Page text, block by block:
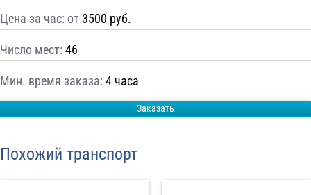
Цена за час: от 3500 руб.
Число мест: 46
Мин. время заказа: 4 часа
Заказать
Похожий транспорт